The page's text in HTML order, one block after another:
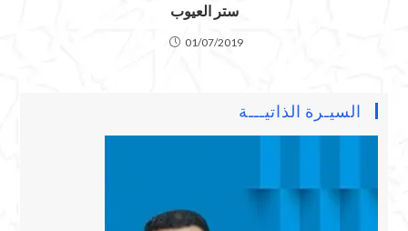
ستر العيوب
01/07/2019
السيـرة الذاتيـــة